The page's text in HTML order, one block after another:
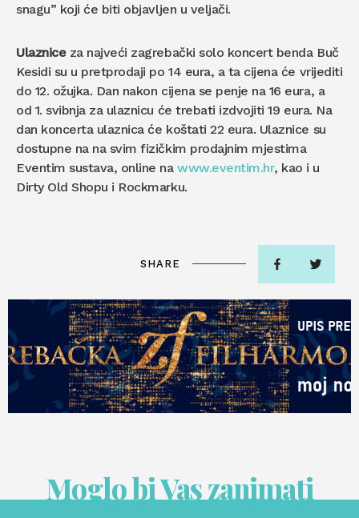
snagu” koji će biti objavljen u veljači.
Ulazniceza najveći zagrebački solo koncert benda Buč
Kesidi su u pretprodaji po 14 eura, a ta cijena će vrijediti
do 12. ožujka. Dan nakon cijena se penje na 16 eura, a
od 1. svibnja za ulaznicu će trebati izdvojiti 19 eura. Na
dan koncerta ulaznica će koštati 22 eura. Ulaznice su
dostupne na na svim fizičkim prodajnim mjestima
Eventim sustava, online nawww.eventim.hr, kao i u
Dirty Old Shopu i Rockmarku.
SHARE
Moglo bi Vas zanimati